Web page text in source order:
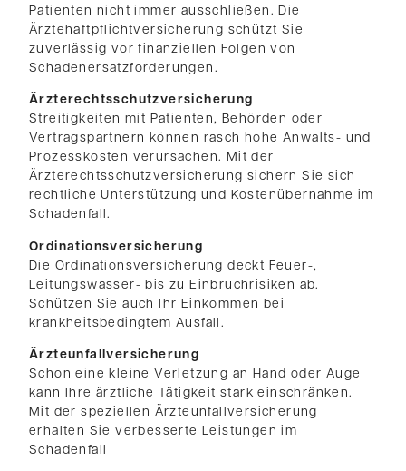
Patienten nicht immer ausschließen. Die
Ärztehaftpflichtversicherung schützt Sie
zuverlässig vor finanziellen Folgen von
Schadenersatzforderungen.
Ärzterechtsschutzversicherung
Streitigkeiten mit Patienten, Behörden oder
Vertragspartnern können rasch hohe Anwalts- und
Prozesskosten verursachen. Mit der
Ärzterechtsschutzversicherung sichern Sie sich
rechtliche Unterstützung und Kostenübernahme im
Schadenfall.
Ordinationsversicherung
Die Ordinationsversicherung deckt Feuer-,
Leitungswasser- bis zu Einbruchrisiken ab.
Schützen Sie auch Ihr Einkommen bei
krankheitsbedingtem Ausfall.
Ärzteunfallversicherung
Schon eine kleine Verletzung an Hand oder Auge
kann Ihre ärztliche Tätigkeit stark einschränken.
Mit der speziellen Ärzteunfallversicherung
erhalten Sie verbesserte Leistungen im
Schadenfall